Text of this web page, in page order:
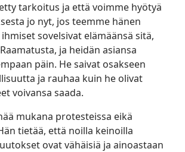
tarkoitus ja että voimme hyötyä
jo nyt, jos teemme hänen
sovelsivat elämäänsä sitä,
ja heidän asiansa
päin. He saivat osakseen
ja rauhaa kuin he olivat
voivansa saada.
mukana protesteissa eikä
tietää, että noilla keinoilla
ovat vähäisiä ja ainoastaan